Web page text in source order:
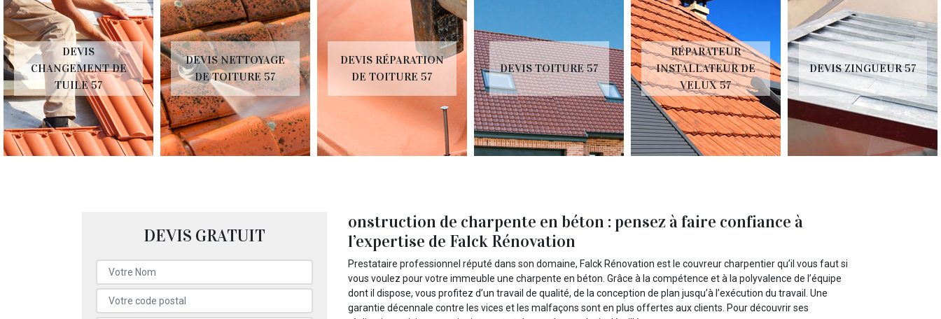
DEVIS NETTOYAGE
DE TOITURE 57
DEVIS RÉPARATION
DE TOITURE 57
DEVIS TOITURE 57
RÉPARATEUR
INSTALLATEUR DE
VELUX 57
DEVIS ZINGUEUR 57
DEVIS FUITE DE
TOITURE 57
DEVIS GRATUIT
onstruction de charpente en béton : pensez à faire confiance à
l’expertise de Falck Rénovation
Prestataire professionnel réputé dans son domaine, Falck Rénovation est le couvreur charpentier qu’il vous faut si
vous voulez pour votre immeuble une charpente en béton. Grâce à la compétence et à la polyvalence de l’équipe
dont il dispose, vous profitez d’un travail de qualité, de la conception de plan jusqu’à l’exécution du travail. Une
garantie décennale contre les vices et les malfaçons sont en plus offertes aux clients. Pour découvrir ses